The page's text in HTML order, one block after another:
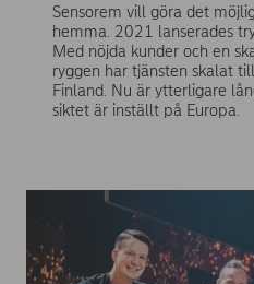
Sensorem vill göra det
hemma. 2021 lanserades
Med nöjda kunder och en
ryggen har tjänsten skalat
Finland. Nu är ytterligare
siktet är inställt på Europa.